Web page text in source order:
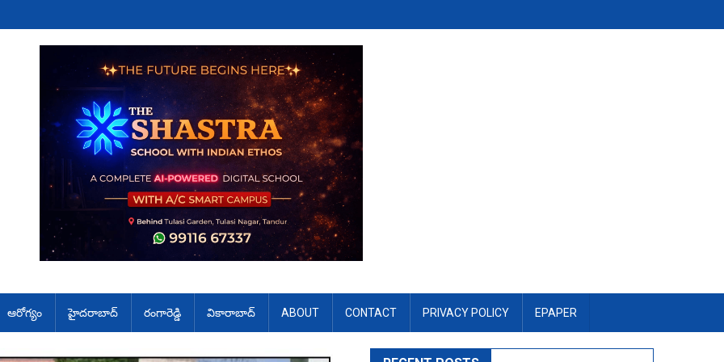
ఆరోగ్యం హైదరాబాద్ రంగారెడ్డి వికారాబాద్ ABOUT CONTACT PRIVACY POLICY EPAPER